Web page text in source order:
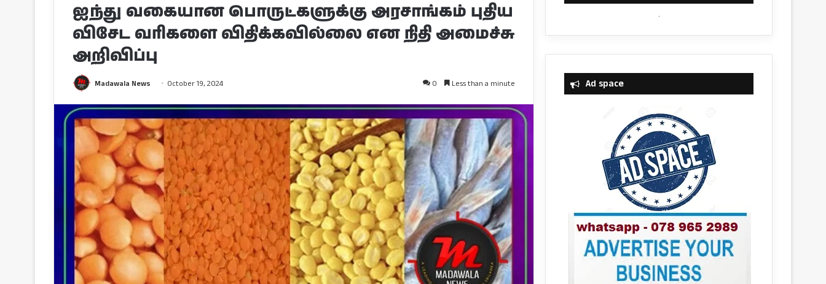
ஐந்து வகையான பொருட்களுக்கு அரசாங்கம் புதிய
விசேட வரிகளை விதிக்கவில்லை என நிதி அமைச்சு
அறிவிப்பு
Madawala News October 19, 2024 0 Less than a minute Ad space